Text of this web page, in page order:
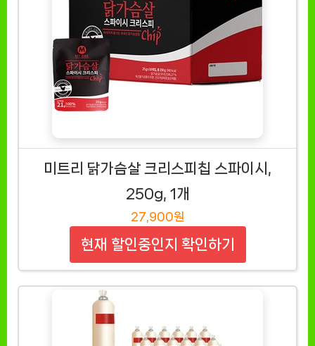
미트리 닭가슴살 크리스피칩 스파이시,
250g, 1개
27,900원
현재 할인중인지 확인하기